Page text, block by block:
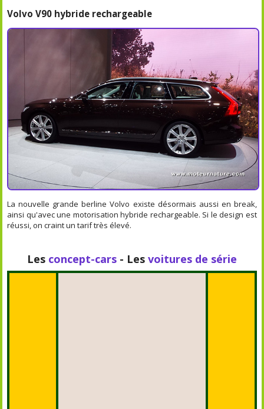
Volvo V90 hybride rechargeable
La nouvelle grande berline Volvo existe désormais aussi en break,
ainsi qu'avec une motorisation hybride rechargeable. Si le design est
réussi, on craint un tarif très élevé.
Les concept-cars - Les voitures de série